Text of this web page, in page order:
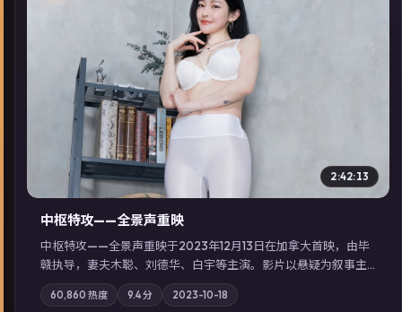
▶
2:42:13
中枢特攻——全景声重映
中枢特攻——全景声重映于2023年12月13日在加拿大首映，由毕
赣执导，妻夫木聪、刘德华、白宇等主演。影片以悬疑为叙事主
轴，一次普通通勤演变成全城关注的生死营救；摄影与配乐强化
地域气质；站内亦可通过「国产免费观看高清电视剧在线看」延
60,860 热度 9.4分 2023-10-18